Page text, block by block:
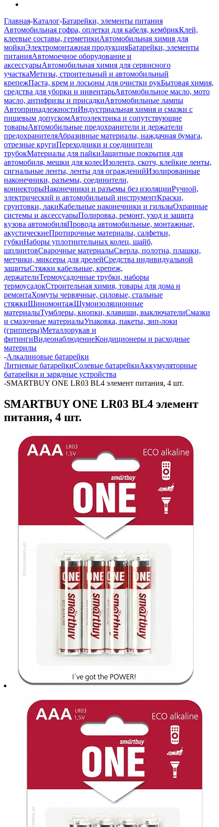
Главная-Каталог-Батарейки, элементы питания
Автомобильная гофра, оплетки для кабеля, кембрикКлей,
клеевые составы, герметикиАвтомобильная химия для
мойкиЭлектромонтажная продукцияБатарейки, элементы
питанияАвтомоечное оборудование и
аксессуарыАвтомобильная химия для сервисного
участкаМетизы, строительный и автомобильный
крепежПаста, крем и лосьоны для очистки рукБытовая химия,
средства для уборки и инвентарьАвтомобильное масло, мото
масло, антифризы и присадкиАвтомобильные лампы
АвтопринадлежностиИндустриальная химия и смазки с
пищевым допускомАвтоэлектрика и сопутствующие
товарыАвтомобильные предохранители и держатели
предохранителяАбразивные материалы, наждачная бумага,
отрезные кругиПереходники и соединители
трубокМатериалы для пайкиЗащитные покрытия для
автомобиля, мешки для колесИзолента, скотч, клейкие ленты,
сигнальные ленты, ленты для огражденийИзолированные
наконечники, разъемы, соединители,
коннекторыНаконечники и разъемы без изоляцииРучной,
электрический и автомобильный инструментКраски,
грунтовки, лакиКабельные наконечники и гильзыОхранные
системы и аксессуарыПолировка, ремонт, уход и защита
кузова автомобиляПровода автомобильные, монтажные,
акустическиеПротирочные материалы, салфетки,
губкиНаборы уплотнительных колец, шайб,
шплинтовСварочные материалыСверла, полотна, плашки,
метчики, миксеры для дрелейСредства индивидуальной
защитыСтяжки кабельные, крепеж,
держателиТермоусадочные трубки, наборы
термоусадокСтроительная химия, товары для дома и
ремонтаХомуты червячные, силовые, стальные
стяжкиШиномонтажШумоизоляционные
материалыТумблеры, кнопки, клавиши, выключателиСмазки
и смазочные материалыУпаковка, пакеты, зип-локи
(грипперы)Металлорукав и
фитингиВидеонаблюдениеКондиционеры и расходные
материлы
-Алкалиновые батарейки
Литиевые батарейкиСолевые батарейкиАккумуляторные
батарейки и зарядные устройства
-SMARTBUY ONE LR03 BL4 элемент питания, 4 шт.
SMARTBUY ONE LR03 BL4 элемент
питания, 4 шт.